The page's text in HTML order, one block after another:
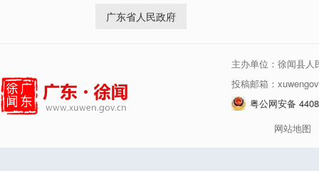
广东省人民政府
主办单位：徐闻县人
投稿邮箱：
粤公网安备
网站地图